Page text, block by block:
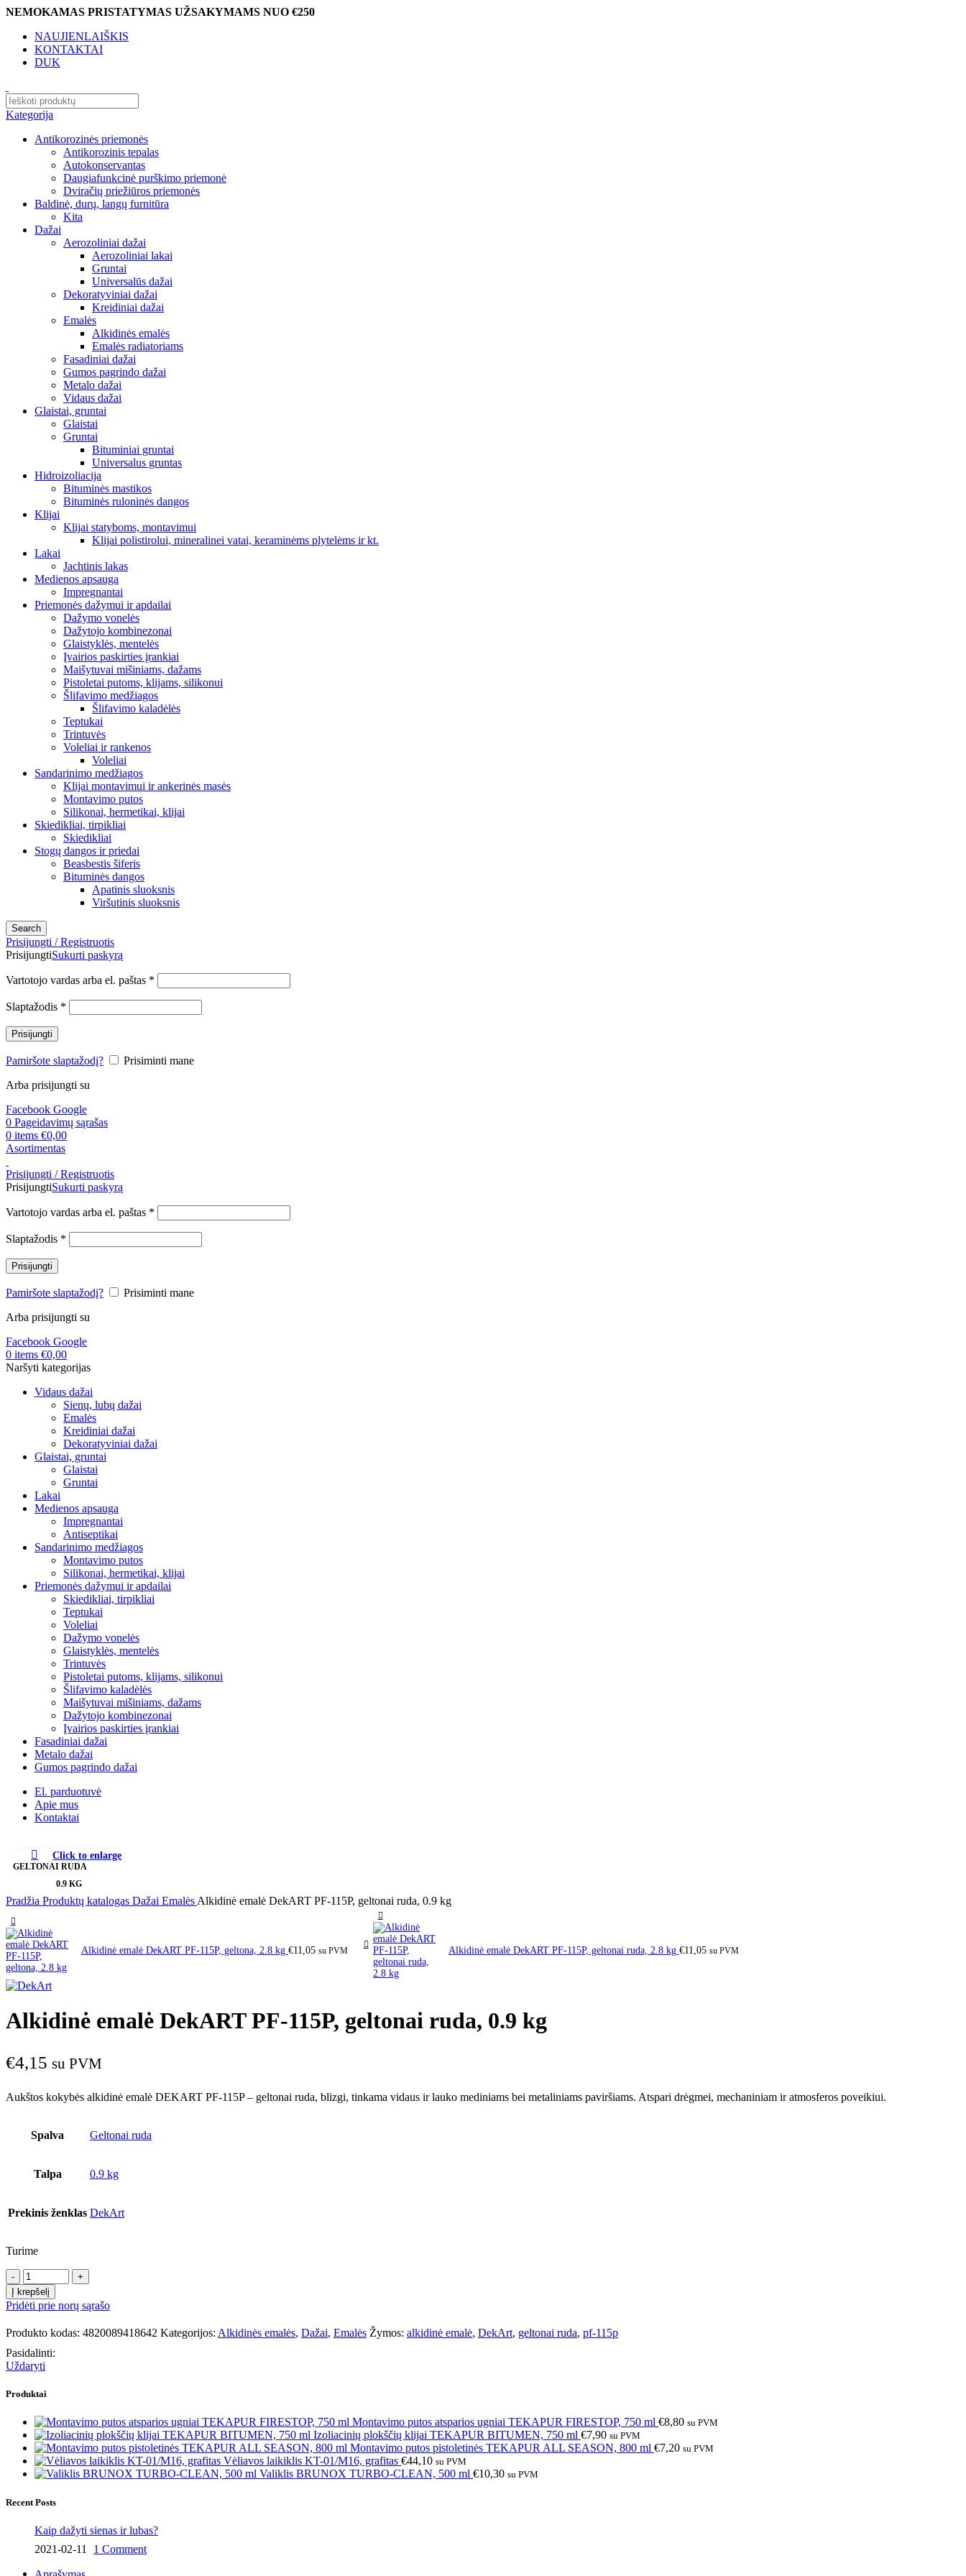
NEMOKAMAS PRISTATYMAS UŽSAKYMAMS NUO €250
NAUJIENLAIŠKIS
KONTAKTAI
DUK
Kategorija
Antikorozinės priemonės
Antikorozinis tepalas
Autokonservantas
Daugiafunkcinė purškimo priemonė
Dviračių priežiūros priemonės
Baldinė, durų, langų furnitūra
Kita
Dažai
Aerozoliniai dažai
Aerozoliniai lakai
Gruntai
Universalūs dažai
Dekoratyviniai dažai
Kreidiniai dažai
Emalės
Alkidinės emalės
Emalės radiatoriams
Fasadiniai dažai
Gumos pagrindo dažai
Metalo dažai
Vidaus dažai
Glaistai, gruntai
Glaistai
Gruntai
Bituminiai gruntai
Universalus gruntas
Hidroizoliacija
Bituminės mastikos
Bituminės ruloninės dangos
Klijai
Klijai statyboms, montavimui
Klijai polistirolui, mineralinei vatai, keraminėms plytelėms ir kt.
Lakai
Jachtinis lakas
Medienos apsauga
Impregnantai
Priemonės dažymui ir apdailai
Dažymo vonelės
Dažytojo kombinezonai
Glaistyklės, mentelės
Įvairios paskirties įrankiai
Maišytuvai mišiniams, dažams
Pistoletai putoms, klijams, silikonui
Šlifavimo medžiagos
Šlifavimo kaladėlės
Teptukai
Trintuvės
Voleliai ir rankenos
Voleliai
Sandarinimo medžiagos
Klijai montavimui ir ankerinės masės
Montavimo putos
Silikonai, hermetikai, klijai
Skiedikliai, tirpikliai
Skiedikliai
Stogų dangos ir priedai
Beasbestis šiferis
Bituminės dangos
Apatinis sluoksnis
Viršutinis sluoksnis
Search
Prisijungti / Registruotis
PrisijungtiSukurti paskyrą
Vartotojo vardas arba el. paštas *
Slaptažodis *
Prisijungti
Pamiršote slaptažodį?
Prisiminti mane
Arba prisijungti su
Facebook Google
0 Pageidavimų sąrašas
0 items €0,00
Asortimentas
Prisijungti / Registruotis
PrisijungtiSukurti paskyrą
Vartotojo vardas arba el. paštas *
Slaptažodis *
Prisijungti
Pamiršote slaptažodį?
Prisiminti mane
Arba prisijungti su
Facebook Google
0 items €0,00
Naršyti kategorijas
Vidaus dažai
Sienų, lubų dažai
Emalės
Kreidiniai dažai
Dekoratyviniai dažai
Glaistai, gruntai
Glaistai
Gruntai
Lakai
Medienos apsauga
Impregnantai
Antiseptikai
Sandarinimo medžiagos
Montavimo putos
Silikonai, hermetikai, klijai
Priemonės dažymui ir apdailai
Skiedikliai, tirpikliai
Teptukai
Voleliai
Dažymo vonelės
Glaistyklės, mentelės
Trintuvės
Pistoletai putoms, klijams, silikonui
Šlifavimo kaladėlės
Maišytuvai mišiniams, dažams
Dažytojo kombinezonai
Įvairios paskirties įrankiai
Fasadiniai dažai
Metalo dažai
Gumos pagrindo dažai
El. parduotuvė
Apie mus
Kontaktai
GELTONAI RUDA
0.9 KG
Click to enlarge
Pradžia Produktų katalogas Dažai Emalės Alkidinė emalė DekART PF-115P, geltonai ruda, 0.9 kg
Alkidinė emalė DekART PF-115P, geltona, 2.8 kg €11,05 su PVM Alkidinė emalė DekART PF-115P, geltonai ruda, 2.8 kg €11,05 su PVM
Alkidinė emalė DekART PF-115P, geltonai ruda, 0.9 kg
€4,15 su PVM
Aukštos kokybės alkidinė emalė DEKART PF-115P – geltonai ruda, blizgi, tinkama vidaus ir lauko mediniams bei metaliniams paviršiams. Atspari drėgmei, mechaniniam ir atmosferos poveikiui.
Spalva Geltonai ruda
Talpa 0.9 kg
Prekinis ženklas DekArt
Turime
produkto
kiekis:
Alkidinė
emalė
DekART
PF-
115P,
geltonai
0.9
Į krepšelį
Pridėti prie norų sąrašo
Produkto kodas: 4820089418642 Kategorijos: Alkidinės emalės, Dažai, Emalės Žymos: alkidinė emalė, DekArt, geltonai ruda, pf-115p
Pasidalinti:
Uždaryti
Produktai
Montavimo putos atsparios ugniai TEKAPUR FIRESTOP, 750 ml €8,80 su PVM
Izoliacinių plokščių klijai TEKAPUR BITUMEN, 750 ml €7,90 su PVM
Montavimo putos pistoletinės TEKAPUR ALL SEASON, 800 ml €7,20 su PVM
Vėliavos laikiklis KT-01/M16, grafitas €44,10 su PVM
Valiklis BRUNOX TURBO-CLEAN, 500 ml €10,30 su PVM
Recent Posts
Kaip dažyti sienas ir lubas?
2021-02-11
1 Comment